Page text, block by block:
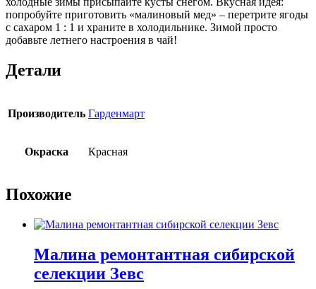
попробуйте приготовить «малиновый мед» – перетрите ягоды
с сахаром 1 : 1 и храните в холодильнике. Зимой просто
добавьте летнего настроения в чай!
Детали
Производитель Гарденмарт
Окраска Красная
Похожие
Малина ремонтантная сибирской
селекции Зевс